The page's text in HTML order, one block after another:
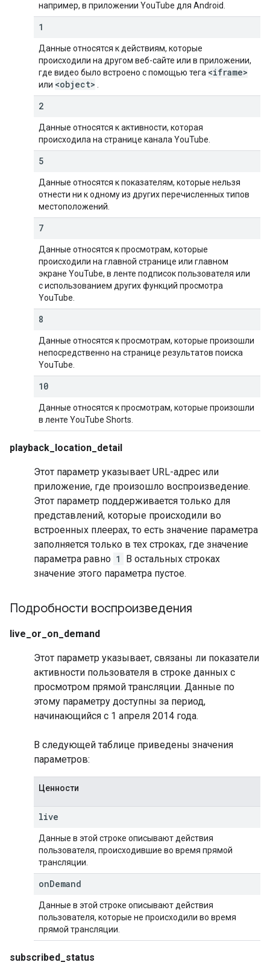
например, в приложении YouTube для Android.
1
Данные относятся к действиям, которые
происходили на другом веб-сайте или в приложении,
где видео было встроено с помощью тега <iframe>
или <object>
2
Данные относятся к активности, которая
происходила на странице канала YouTube.
5
Данные относятся к показателям, которые нельзя
отнести ни к одному из других перечисленных типов
местоположений.
7
Данные относятся к просмотрам, которые
происходили на главной странице или главном
экране YouTube, в ленте подписок пользователя или
с использованием других функций просмотра
YouTube.
8
Данные относятся к просмотрам, которые произошли
непосредственно на странице результатов поиска
YouTube.
10
Данные относятся к просмотрам, которые произошли
в ленте YouTube Shorts.
playback_location_detail
Этот параметр указывает URL-адрес или
приложение, где произошло воспроизведение.
Этот параметр поддерживается только для
представлений, которые происходили во
встроенных плеерах, то есть значение параметра
заполняется только в тех строках, где значение
параметра равно 1
В остальных строках
значение этого параметра пустое.
Подробности воспроизведения
live_or_on_demand
Этот параметр указывает, связаны ли показатели
активности пользователя в строке данных с
просмотром прямой трансляции. Данные по
этому параметру доступны за период,
начинающийся с 1 апреля 2014 года.
В следующей таблице приведены значения
параметров:
Ценности
live
Данные в этой строке описывают действия
пользователя, происходившие во время прямой
трансляции.
onDemand
Данные в этой строке описывают действия
пользователя, которые не происходили во время
прямой трансляции.
subscribed_status